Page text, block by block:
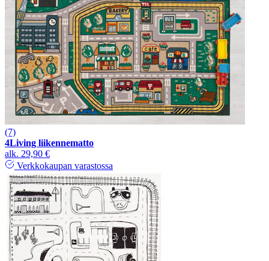
(7)
4Living liikennematto
alk. 29,90 €
Verkkokaupan varastossa